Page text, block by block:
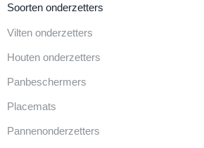
Soorten onderzetters
Vilten onderzetters
Houten onderzetters
Panbeschermers
Placemats
Pannenonderzetters